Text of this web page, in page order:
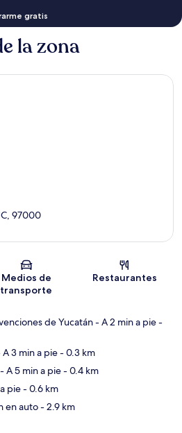
gratis
la zona
Sección del mapa
97000
Medios de
transporte
Restaurantes
de Yucatán- A 2 min a pie-
A 3 min a pie- 0.3 km
- A 5 min a pie- 0.4 km
pie- 0.6 km
en auto- 2.9 km